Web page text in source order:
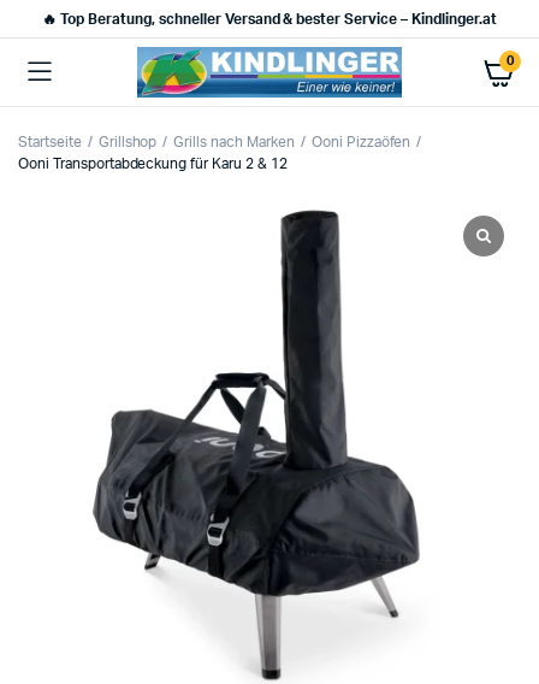
🔥 Top Beratung, schneller Versand & bester Service – Kindlinger.at
0
Startseite Grillshop Grills nach Marken
Ooni Pizzaöfen
Ooni Transportabdeckung für Karu 2 & 12